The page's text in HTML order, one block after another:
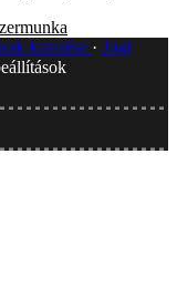
kezelése
Jogi